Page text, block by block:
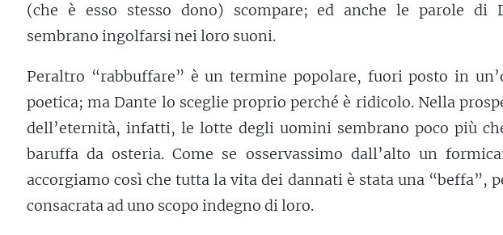
(che è esso stesso dono) scompare; ed anche le parole di
sembrano ingolfarsi nei loro suoni.
Peraltro “rabbuffare” è un termine popolare, fuori posto in
poetica; ma Dante lo sceglie proprio perché è ridicolo. Nella
dell’eternità, infatti, le lotte degli uomini sembrano poco più
baruffa da osteria. Come se osservassimo dall’alto un
accorgiamo così che tutta la vita dei dannati è stata una “beffa”,
consacrata ad uno scopo indegno di loro.